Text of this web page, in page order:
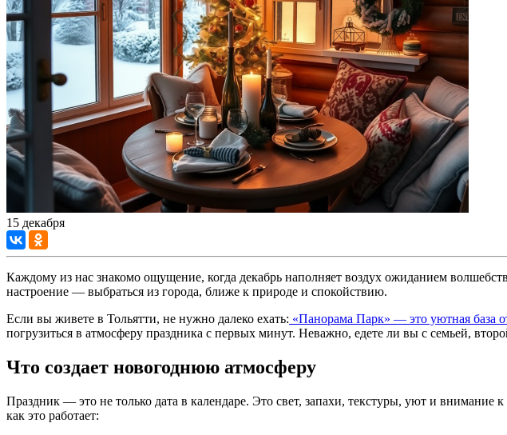
15 декабря
Каждому из нас знакомо ощущение, когда декабрь наполняет воздух ожиданием
настроение — выбраться из города, ближе к природе и спокойствию.
Если вы живете в Тольятти, не нужно далеко ехать: «Панорама Парк» — это уютная база
погрузиться в атмосферу праздника с первых минут. Неважно, едете ли вы с семьей,
Что создает новогоднюю атмосферу
Праздник — это не только дата в календаре. Это свет, запахи, текстуры, уют и внимание
как это работает: